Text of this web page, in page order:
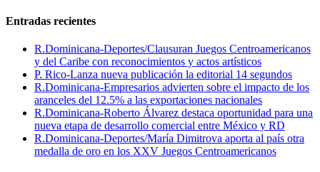
Entradas recientes
R.Dominicana-Deportes/Clausuran Juegos Centroamericanos
y del Caribe con reconocimientos y actos artísticos
P. Rico-Lanza nueva publicación la editorial 14 segundos
R.Dominicana-Empresarios advierten sobre el impacto de los
aranceles del 12.5% a las exportaciones nacionales
R.Dominicana-Roberto Álvarez destaca oportunidad para una
nueva etapa de desarrollo comercial entre México y RD
R.Dominicana-Deportes/María Dimitrova aporta al país otra
medalla de oro en los XXV Juegos Centroamericanos